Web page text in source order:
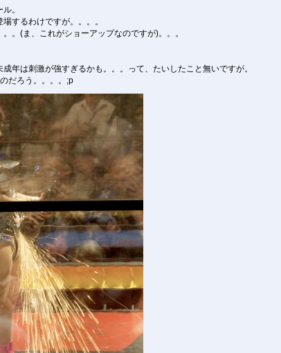
。
するわけですが。。。。
。(ま、これがショーアップなのですが)。。。
年は刺激が強すぎるかも。。。って、たいしたこと無いですが。
だろう。。。。;p